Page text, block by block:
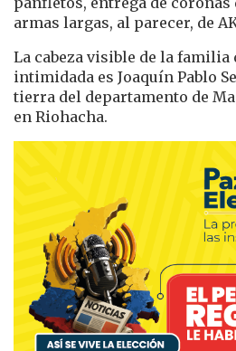
armas largas, al parecer, de
La cabeza visible de la familia
intimidada es Joaquín Pablo
tierra del departamento de
en Riohacha.